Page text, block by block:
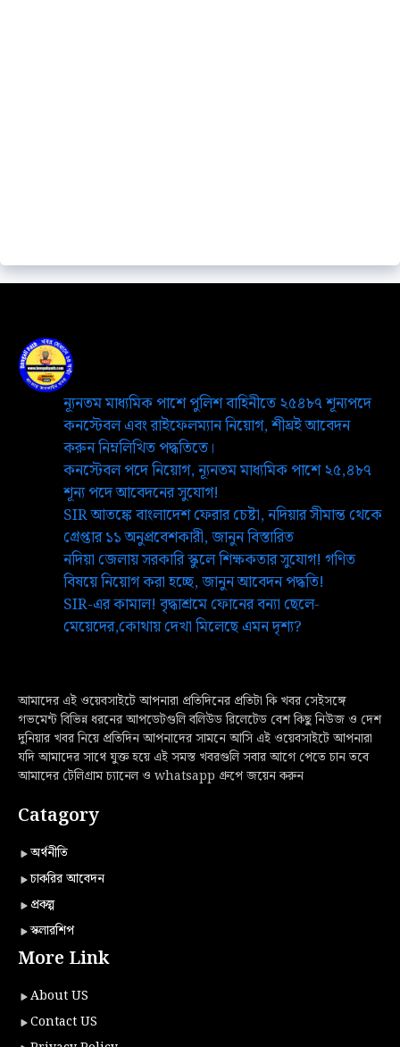
ন্যূনতম মাধ্যমিক পাশে পুলিশ বাহিনীতে ২৫৪৮৭ শূন্যপদে
কনস্টেবল এবং রাইফেলম্যান নিয়োগ, শীঘ্রই আবেদন
করুন নিম্নলিখিত পদ্ধতিতে।
কনস্টেবল পদে নিয়োগ, ন্যূনতম মাধ্যমিক পাশে ২৫,৪৮৭
শূন্য পদে আবেদনের সুযোগ!
SIR আতঙ্কে বাংলাদেশ ফেরার চেষ্টা, নদিয়ার সীমান্ত থেকে
গ্রেপ্তার ১১ অনুপ্রবেশকারী, জানুন বিস্তারিত
নদিয়া জেলায় সরকারি স্কুলে শিক্ষকতার সুযোগ! গণিত
বিষয়ে নিয়োগ করা হচ্ছে, জানুন আবেদন পদ্ধতি!
SIR-এর কামাল! বৃদ্ধাশ্রমে ফোনের বন্যা ছেলে-
মেয়েদের,কোথায় দেখা মিলেছে এমন দৃশ্য?
আমাদের এই ওয়েবসাইটে আপনারা প্রতিদিনের প্রতিটা কি খবর সেইসঙ্গে
গভমেন্ট বিভিন্ন ধরনের আপডেটগুলি বলিউড রিলেটেড বেশ কিছু নিউজ ও দেশ
দুনিয়ার খবর নিয়ে প্রতিদিন আপনাদের সামনে আসি এই ওয়েবসাইটে আপনারা
যদি আমাদের সাথে যুক্ত হয়ে এই সমস্ত খবরগুলি সবার আগে পেতে চান তবে
আমাদের টেলিগ্রাম চ্যানেল ও whatsapp গ্রুপে জয়েন করুন
Catagory
অর্থনীতি
চাকরির আবেদন
প্রকল্প
স্কলারশিপ
More Link
About US
Contact US